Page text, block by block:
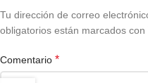
Tu dirección de correo
obligatorios están marcados con
Comentario *